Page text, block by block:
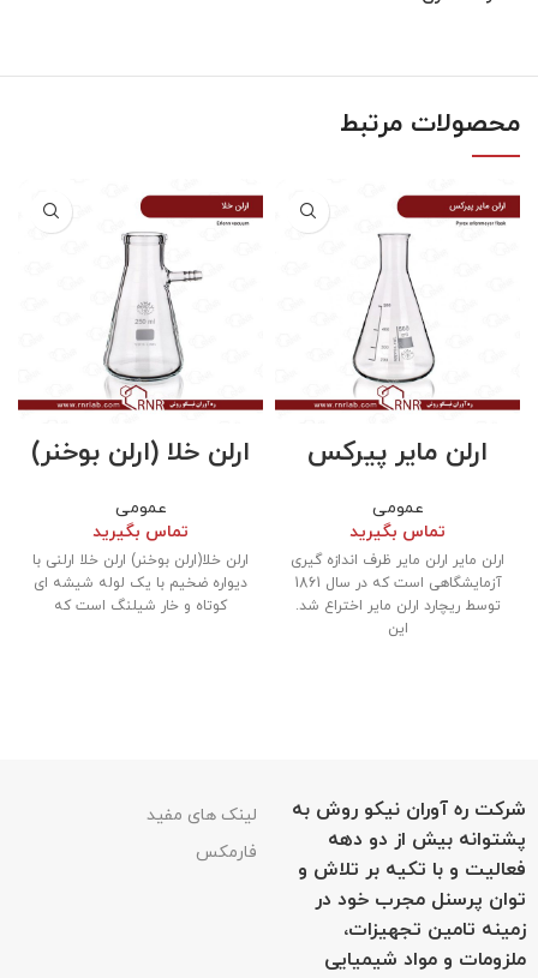
محصولات مرتبط
ارلن مایر پیرکس
عمومی
تماس بگیرید
ارلن مایر ارلن مایر ظرف اندازه گیری
آزمایشگاهی است که در سال 1861
توسط ریچارد ارلن مایر اختراع شد.
این
ارلن خلا (ارلن بوخنر)
عمومی
تماس بگیرید
ارلن خلا(ارلن بوخنر) ارلن خلا ارلنی با
دیواره ضخیم با یک لوله شیشه ای
کوتاه و خار شیلنگ است که
شرکت ره آوران نیکو روش به
پشتوانه بیش از دو دهه
فعالیت و با تکیه بر تلاش و
توان پرسنل مجرب خود در
زمینه تامین تجهیزات،
ملزومات و مواد شیمیایی
لینک های مفید
فارمکس